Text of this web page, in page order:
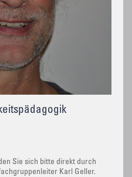
Sie sich bitte direkt durch
Karl Geller.